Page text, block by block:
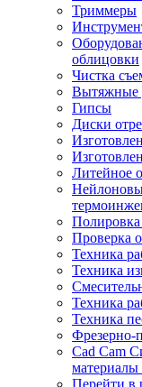
Триммеры
облицовки
Чистка
Вытяжные
Гипсы
Диски
Литейное
Полировка
Проверка
Техника
Техника
Техника
Техника
Фрезерно-
Cad Cam
Перейти в